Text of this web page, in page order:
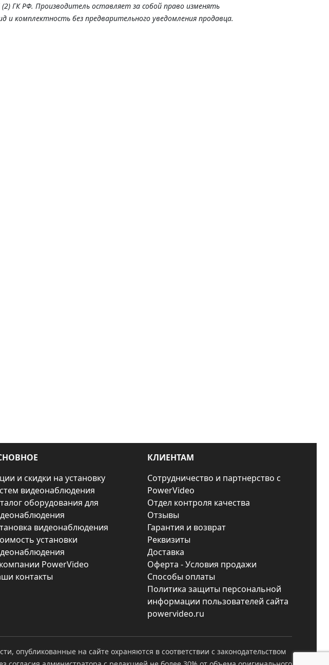
ГК РФ. Производитель оставляет за собой право изменять
и комплектность без предварительного уведомления продавца.
и скидки на установку
видеонаблюдения
оборудования для
видеонаблюдения
установки
PowerVideo
контакты
КЛИЕНТАМ
Сотрудничество и партнерство с
PowerVideo
Отдел контроля качества
Отзывы
Гарантия и возврат
Реквизиты
Доставка
Оферта - Условия продажи
Способы оплаты
Политика защиты персональной
информации пользователей сайта
powervideo.ru
опубликованные на сайте охраняются в соответствии с законодательством